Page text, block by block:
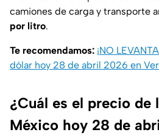
camiones de carga y transporte
por litro.
Te recomendamos: ¡NO
dólar hoy 28 de abril 2026 en
¿Cuál es el precio de
México hoy 28 de